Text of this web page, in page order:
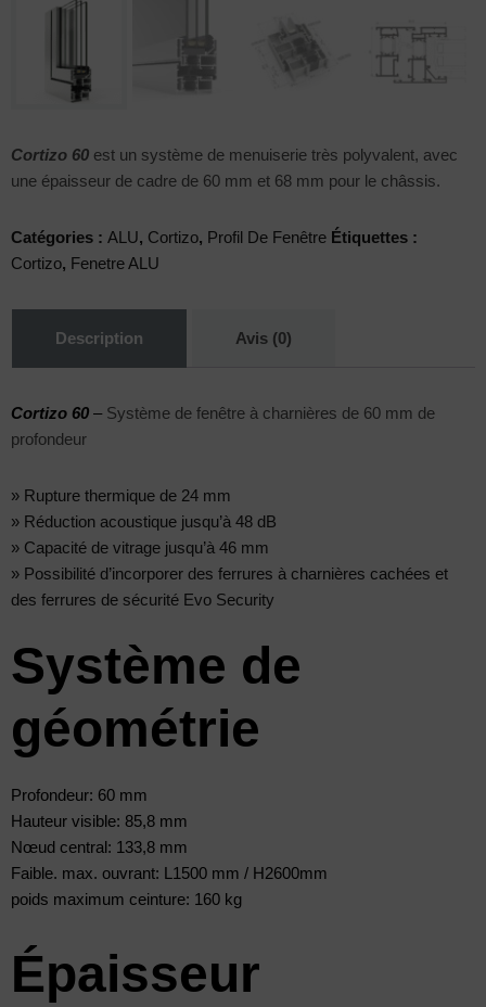
Cortizo 60 est un système de menuiserie très polyvalent, avec
une épaisseur de cadre de 60 mm et 68 mm pour le châssis.
Catégories : ALU, Cortizo, Profil De Fenêtre Étiquettes :
Cortizo, Fenetre ALU
Description Avis (0)
Cortizo 60 – Système de fenêtre à charnières de 60 mm de
profondeur
» Rupture thermique de 24 mm
» Réduction acoustique jusqu’à 48 dB
» Capacité de vitrage jusqu’à 46 mm
» Possibilité d’incorporer des ferrures à charnières cachées et
des ferrures de sécurité Evo Security
Système de
géométrie
Profondeur: 60 mm
Hauteur visible: 85,8 mm
Nœud central: 133,8 mm
Faible. max. ouvrant: L1500 mm / H2600mm
poids maximum ceinture: 160 kg
Épaisseur